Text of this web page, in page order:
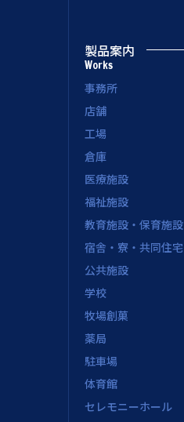
製品案内
Works
事務所
店舗
工場
倉庫
医療施設
福祉施設
教育施設・保育施設
宿舎・寮・共同住宅
公共施設
学校
牧場創菓
薬局
駐車場
体育館
セレモニーホール